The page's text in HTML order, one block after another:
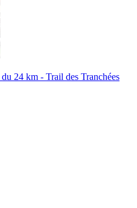
24 km - Trail des Tranchées